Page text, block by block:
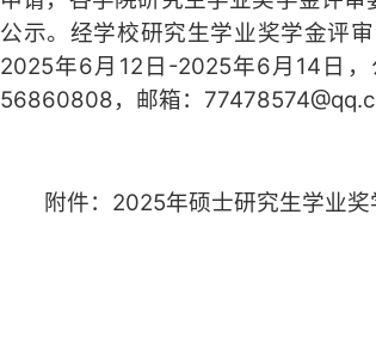
公示。经学校研究生学业奖学金评
2025年6月12日-2025年6月14日
56860808，邮箱：
附件：2025年硕士研究生学业